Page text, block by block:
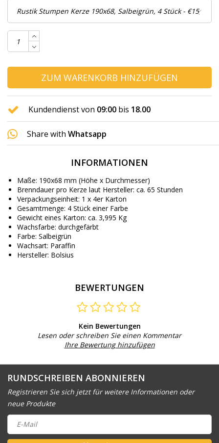
ZUM WARENKORB HINZUFÜGEN
Kundendienst von 09:00 bis 18.00
Share with Whatsapp
INFORMATIONEN
Maße: 190x68 mm (Höhe x Durchmesser)
Brenndauer pro Kerze laut Hersteller: ca. 65 Stunden
Verpackungseinheit: 1 x 4er Karton
Gesamtmenge: 4 Stück einer Farbe
Gewicht eines Karton: ca. 3,995 Kg
Wachsfarbe: durchgefärbt
Farbe: Salbeigrün
Wachsart: Paraffin
Hersteller: Bolsius
BEWERTUNGEN
Kein Bewertungen
Lesen oder schreiben Sie einen Kommentar
Ihre Bewertung hinzufügen
RUNDSCHREIBEN ABONNIEREN
Registrieren Sie sich jetzt für weitere Informationen oder
neue Produkte